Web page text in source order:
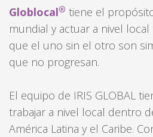
Globlocal® tiene el
mundial y actuar a nivel
que el uno sin el otro son
que no progresan.
El equipo de IRIS GLOBAL
trabajar a nivel local dentro
América Latina y el Caribe.